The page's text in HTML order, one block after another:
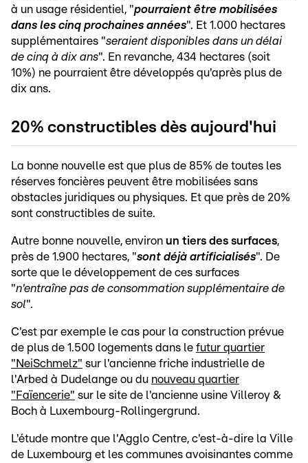
à un usage résidentiel, "pourraient être mobilisées
dans les cinq prochaines années". Et 1.000 hectares
supplémentaires "seraient disponibles dans un délai
de cinq à dix ans". En revanche, 434 hectares (soit
10%) ne pourraient être développés qu'après plus de
dix ans.
20% constructibles dès aujourd'hui
La bonne nouvelle est que plus de 85% de toutes les
réserves foncières peuvent être mobilisées sans
obstacles juridiques ou physiques. Et que près de 20%
sont constructibles de suite.
Autre bonne nouvelle, environ un tiers des surfaces,
près de 1.900 hectares, "sont déjà artificialisés". De
sorte que le développement de ces surfaces
"n'entraîne pas de consommation supplémentaire de
sol".
C'est par exemple le cas pour la construction prévue
de plus de 1.500 logements dans le futur quartier
"NeiSchmelz" sur l'ancienne friche industrielle de
l'Arbed à Dudelange ou du nouveau quartier
"Faïencerie" sur le site de l'ancienne usine Villeroy &
Boch à Luxembourg-Rollingergrund.
L'étude montre que l'Agglo Centre, c'est-à-dire la Ville
de Luxembourg et les communes avoisinantes comme